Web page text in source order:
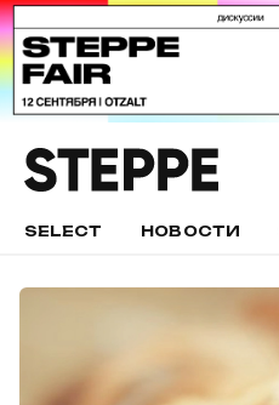
SELECT НОВОСТИ